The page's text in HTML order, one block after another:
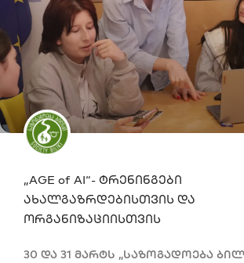
„AGE of AI“- ტრენინგები
ახალგაზრდებისთვის და
ორგანიზაციისთვის
30 და 31 მარტს „საზოგადოება